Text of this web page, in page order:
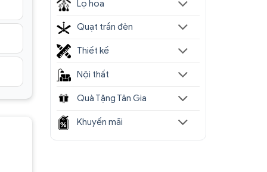
Lọ hoa
Quạt trần đèn
Thiết kế
Nội thất
Quà Tặng Tân Gia
Khuyến mãi